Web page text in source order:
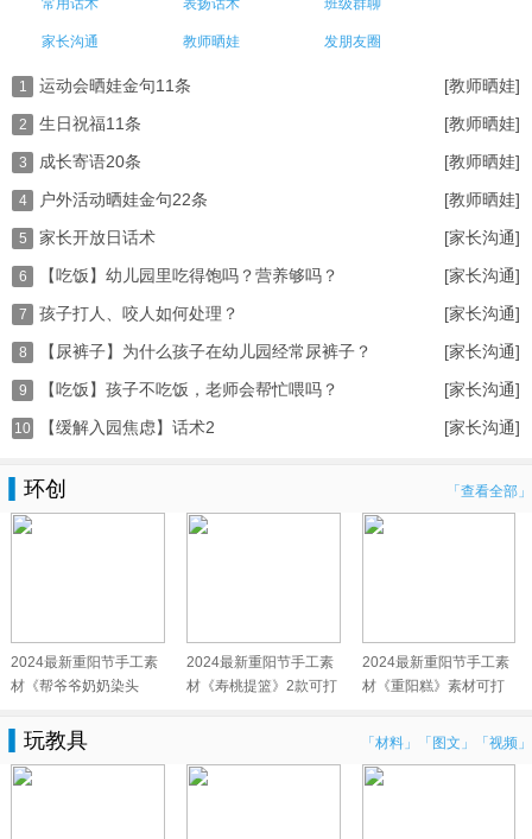
常用话术 表扬话术 班级群聊
家长沟通 教师晒娃 发朋友圈
[教师晒娃]
1
运动会晒娃金句11条
[教师晒娃]
2
生日祝福11条
[教师晒娃]
3
成长寄语20条
[教师晒娃]
4
户外活动晒娃金句22条
[家长沟通]
5
家长开放日话术
[家长沟通]
6
【吃饭】幼儿园里吃得饱吗？营养够吗？
[家长沟通]
7
孩子打人、咬人如何处理？
[家长沟通]
8
【尿裤子】为什么孩子在幼儿园经常尿裤子？
[家长沟通]
9
【吃饭】孩子不吃饭，老师会帮忙喂吗？
[家长沟通]
10 【缓解入园焦虑】话术2
「查看全部」
环创
2024最新重阳节手工素
材《帮爷爷奶奶染头
2024最新重阳节手工素
材《寿桃提篮》2款可打
2024最新重阳节手工素
材《重阳糕》素材可打
「视频」
「图文」
「材料」
玩教具